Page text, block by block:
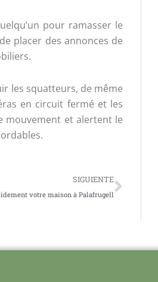
pour ramasser le
placer des annonces de
les squatteurs, de même
en circuit fermé et les
mouvement et alertent le
SIGUIENTE
votre maison à Palafrugell
Next